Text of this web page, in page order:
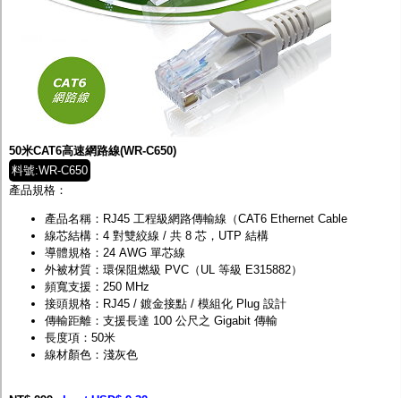
50米CAT6高速網路線(WR-C650)
料號:WR-C650
產品規格：
產品名稱：RJ45 工程級網路傳輸線（CAT6 Ethernet Cable
線芯結構：4 對雙絞線 / 共 8 芯，UTP 結構
導體規格：24 AWG 單芯線
外被材質：環保阻燃級 PVC（UL 等級 E315882）
頻寬支援：250 MHz
接頭規格：RJ45 / 鍍金接點 / 模組化 Plug 設計
傳輸距離：支援長達 100 公尺之 Gigabit 傳輸
長度項：50米
線材顏色：淺灰色